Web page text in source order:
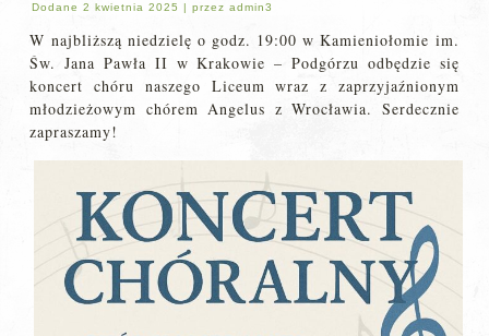
Dodane 2 kwietnia 2025 |przez admin3
W najbliższą niedzielę o godz. 19:00 w Kamieniołomie im.
Św. Jana Pawła II w Krakowie – Podgórzu odbędzie się
koncert chóru naszego Liceum wraz z zaprzyjaźnionym
młodzieżowym chórem Angelus z Wrocławia. Serdecznie
zapraszamy!